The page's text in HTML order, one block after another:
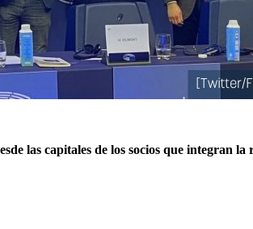
las capitales de los socios que integran